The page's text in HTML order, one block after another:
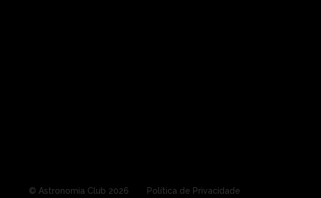
© Astronomia Club 2026 Política de Privacidade